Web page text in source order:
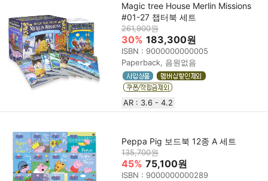
Magic tree House Merlin Missions
#01-27 챕터북 세트
261,900원
30% 183,300원
ISBN : 9000000000005
Paperback, 음원없음
AR : 3.6 - 4.2
Peppa Pig 보드북 12종 A 세트
135,700원
45% 75,100원
ISBN : 9000000000289